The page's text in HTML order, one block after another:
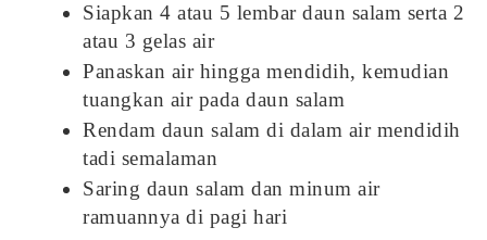
Siapkan 4 atau 5 lembar daun salam serta 2
atau 3 gelas air
Panaskan air hingga mendidih, kemudian
tuangkan air pada daun salam
Rendam daun salam di dalam air mendidih
tadi semalaman
Saring daun salam dan minum air
ramuannya di pagi hari